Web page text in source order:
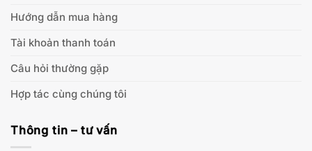
Hướng dẫn mua hàng
Tài khoản thanh toán
Câu hỏi thường gặp
Hợp tác cùng chúng tôi
Thông tin – tư vấn